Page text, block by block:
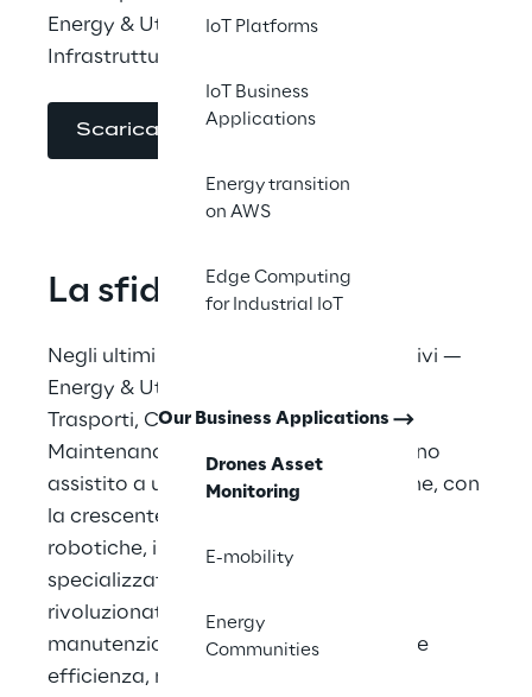
IoT Platforms
IoT Business
Applications
Energy transition
on AWS
Edge Computing
for Industrial IoT
Our Business Applications
Drones Asset
Monitoring
E-mobility
Energy
Communities
Energy & Utilities, Telco e Grandi
Infrastrutture
Scarica la brochure
La sfida
Negli ultimi anni diversi settori produttivi —
Energy & Utility, Telecomunicazioni,
Trasporti, Costruzioni e Operation &
Maintenance di grandi impianti — hanno
assistito a una notevole trasformazione, con
la crescente adozione di tecnologie
robotiche, in particolare droni e robot
specializzati. Questi progressi hanno
rivoluzionato i processi operativi e di
manutenzione, introducendo maggiore
efficienza, maggiore sicurezza e una